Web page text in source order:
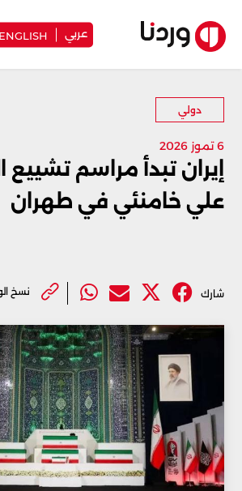
عربي ENGLISH
دولي
6 تموز 2026
إيران تبدأ مراسم تشييع
علي خامنئي في طهران
شارك نسخ